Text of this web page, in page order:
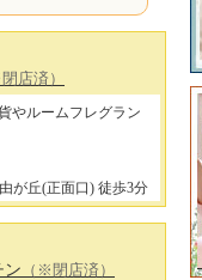
店済）
やルームフレグラン
が丘(正面口) 徒歩3分
ン （※閉店済）